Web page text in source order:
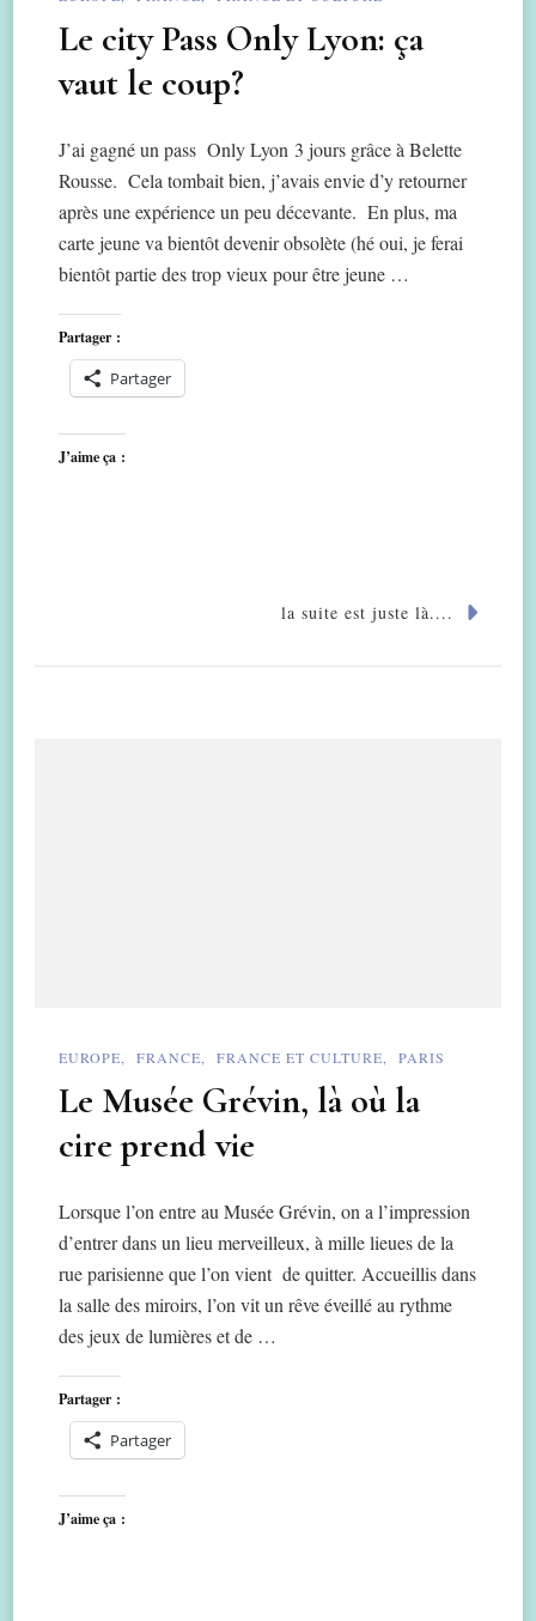
Le city Pass Only Lyon: ça
vaut le coup?
J’ai gagné un pass Only Lyon 3 jours grâce à Belette
Rousse. Cela tombait bien, j’avais envie d’y retourner
après une expérience un peu décevante. En plus, ma
carte jeune va bientôt devenir obsolète (hé oui, je ferai
bientôt partie des trop vieux pour être jeune …
Partager :
Partager
J’aime ça :
la suite est juste là....
EUROPE FRANCE FRANCE ET CULTURE PARIS
Le Musée Grévin, là où la
cire prend vie
Lorsque l’on entre au Musée Grévin, on a l’impression
d’entrer dans un lieu merveilleux, à mille lieues de la
rue parisienne que l’on vient de quitter. Accueillis dans
la salle des miroirs, l’on vit un rêve éveillé au rythme
des jeux de lumières et de …
Partager :
Partager
J’aime ça :